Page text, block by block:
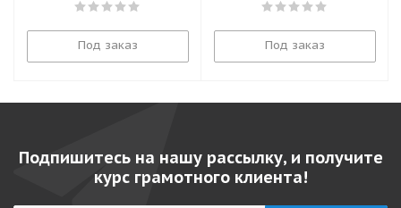
Под заказ Под заказ
Подпишитесь на нашу рассылку, и получите
курс грамотного клиента!